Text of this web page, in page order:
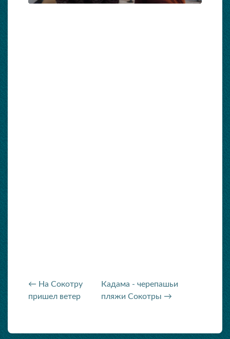
← На Сокотру
пришел ветер
Кадама - черепашьи
пляжи Сокотры →